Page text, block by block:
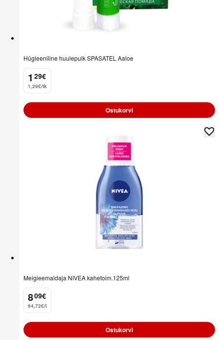
Hügieeniline huulepulk SPASATEL Aaloe
1
. 29€
1,29€/tk
Ostukorvi
Meigieemaldaja NIVEA kahetoim.125ml
8
. 09€
64,72€/l
Ostukorvi